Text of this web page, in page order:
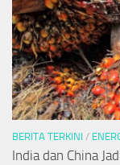
BERITA TERKINI /
India dan China